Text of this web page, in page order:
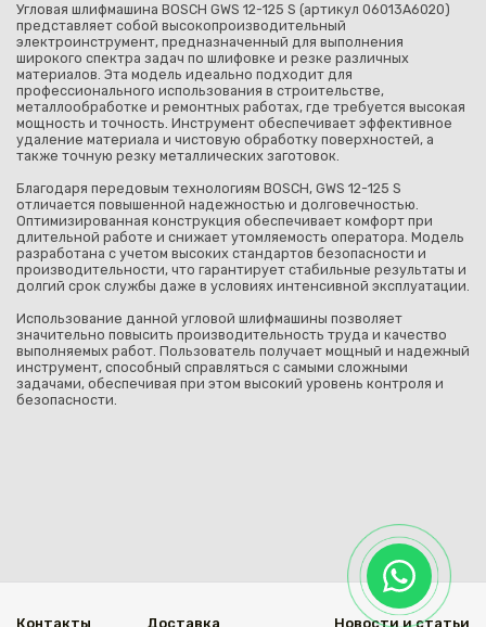
Угловая шлифмашина BOSCH GWS 12-125 S (артикул 06013A6020)
представляет собой высокопроизводительный
электроинструмент, предназначенный для выполнения
широкого спектра задач по шлифовке и резке различных
материалов. Эта модель идеально подходит для
профессионального использования в строительстве,
металлообработке и ремонтных работах, где требуется высокая
мощность и точность. Инструмент обеспечивает эффективное
удаление материала и чистовую обработку поверхностей, а
также точную резку металлических заготовок.
Благодаря передовым технологиям BOSCH, GWS 12-125 S
отличается повышенной надежностью и долговечностью.
Оптимизированная конструкция обеспечивает комфорт при
длительной работе и снижает утомляемость оператора. Модель
разработана с учетом высоких стандартов безопасности и
производительности, что гарантирует стабильные результаты и
долгий срок службы даже в условиях интенсивной эксплуатации.
Использование данной угловой шлифмашины позволяет
значительно повысить производительность труда и качество
выполняемых работ. Пользователь получает мощный и надежный
инструмент, способный справляться с самыми сложными
задачами, обеспечивая при этом высокий уровень контроля и
безопасности.
Контакты Доставка Новости и статьи